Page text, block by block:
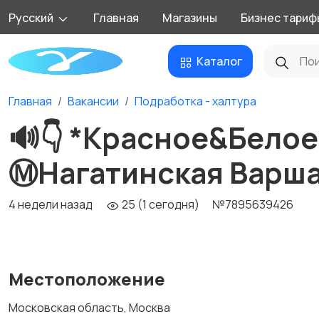
Русский Главная Магазины Бизнес
Каталог
Главная Вакансии Подработка - халтура
🔊👇
Ⓜ️Нагатинская
4 недели назад 25 (1 сегодня) №7895639426
Местоположение
Московская область, Москва